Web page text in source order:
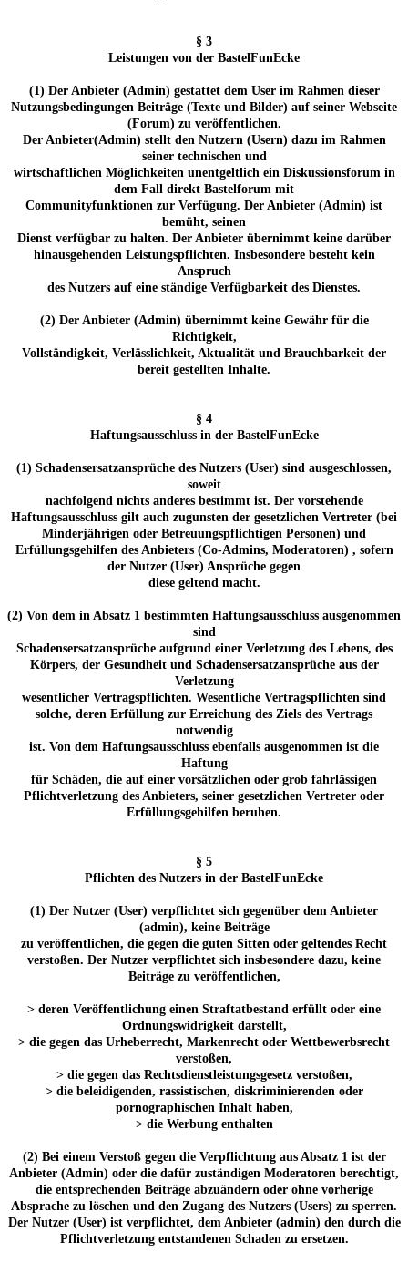
§ 3
Leistungen von der BastelFunEcke
(1) Der Anbieter (Admin) gestattet dem User im Rahmen dieser
Nutzungsbedingungen Beiträge (Texte und Bilder) auf seiner Webseite
(Forum) zu veröffentlichen.
Der Anbieter(Admin) stellt den Nutzern (Usern) dazu im Rahmen
seiner technischen und
wirtschaftlichen Möglichkeiten unentgeltlich ein Diskussionsforum in
dem Fall direkt Bastelforum mit
Communityfunktionen zur Verfügung. Der Anbieter (Admin) ist
bemüht, seinen
Dienst verfügbar zu halten. Der Anbieter übernimmt keine darüber
hinausgehenden Leistungspflichten. Insbesondere besteht kein
Anspruch
des Nutzers auf eine ständige Verfügbarkeit des Dienstes.
(2) Der Anbieter (Admin) übernimmt keine Gewähr für die
Richtigkeit,
Vollständigkeit, Verlässlichkeit, Aktualität und Brauchbarkeit der
bereit gestellten Inhalte.
§ 4
Haftungsausschluss in der BastelFunEcke
(1) Schadensersatzansprüche des Nutzers (User) sind ausgeschlossen,
soweit
nachfolgend nichts anderes bestimmt ist. Der vorstehende
Haftungsausschluss gilt auch zugunsten der gesetzlichen Vertreter (bei
Minderjährigen oder Betreuungspflichtigen Personen) und
Erfüllungsgehilfen des Anbieters (Co-Admins, Moderatoren) , sofern
der Nutzer (User) Ansprüche gegen
diese geltend macht.
(2) Von dem in Absatz 1 bestimmten Haftungsausschluss ausgenommen
sind
Schadensersatzansprüche aufgrund einer Verletzung des Lebens, des
Körpers, der Gesundheit und Schadensersatzansprüche aus der
Verletzung
wesentlicher Vertragspflichten. Wesentliche Vertragspflichten sind
solche, deren Erfüllung zur Erreichung des Ziels des Vertrags
notwendig
ist. Von dem Haftungsausschluss ebenfalls ausgenommen ist die
Haftung
für Schäden, die auf einer vorsätzlichen oder grob fahrlässigen
Pflichtverletzung des Anbieters, seiner gesetzlichen Vertreter oder
Erfüllungsgehilfen beruhen.
§ 5
Pflichten des Nutzers in der BastelFunEcke
(1) Der Nutzer (User) verpflichtet sich gegenüber dem Anbieter
(admin), keine Beiträge
zu veröffentlichen, die gegen die guten Sitten oder geltendes Recht
verstoßen. Der Nutzer verpflichtet sich insbesondere dazu, keine
Beiträge zu veröffentlichen,
> deren Veröffentlichung einen Straftatbestand erfüllt oder eine
Ordnungswidrigkeit darstellt,
> die gegen das Urheberrecht, Markenrecht oder Wettbewerbsrecht
verstoßen,
> die gegen das Rechtsdienstleistungsgesetz verstoßen,
> die beleidigenden, rassistischen, diskriminierenden oder
pornographischen Inhalt haben,
> die Werbung enthalten
(2) Bei einem Verstoß gegen die Verpflichtung aus Absatz 1 ist der
Anbieter (Admin) oder die dafür zuständigen Moderatoren berechtigt,
die entsprechenden Beiträge abzuändern oder ohne vorherige
Absprache zu löschen und den Zugang des Nutzers (Users) zu sperren.
Der Nutzer (User) ist verpflichtet, dem Anbieter (admin) den durch die
Pflichtverletzung entstandenen Schaden zu ersetzen.